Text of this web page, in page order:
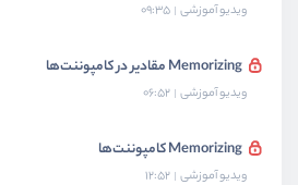
ویدیو آموزشی 09:35
Memorizing مقادیر در کامپوننت‌ها
ویدیو آموزشی 06:52
Memorizing کامپوننت‌ها
ویدیو آموزشی 12:52